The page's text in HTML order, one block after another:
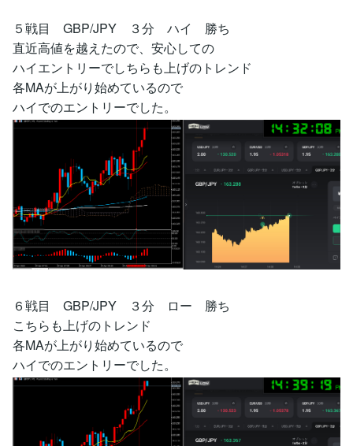
５戦目 GBP/JPY ３分 ハイ 勝ち
直近高値を越えたので、安心しての
ハイエントリーでしちらも上げのトレンド
各MAが上がり始めているので
ハイでのエントリーでした。
６戦目 GBP/JPY ３分 ロー 勝ち
こちらも上げのトレンド
各MAが上がり始めているので
ハイでのエントリーでした。